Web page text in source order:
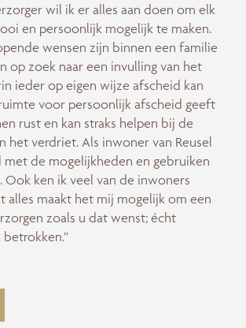
wil ik er alles aan doen om elk
en persoonlijk mogelijk te maken.
wensen zijn binnen een familie
op zoek naar een invulling van het
ieder op eigen wijze afscheid kan
voor persoonlijk afscheid geeft
rust en kan straks helpen bij de
het verdriet. Als inwoner van Reusel
met de mogelijkheden en gebruiken
Ook ken ik veel van de inwoners
alles maakt het mij mogelijk om een
zoals u dat wenst; écht